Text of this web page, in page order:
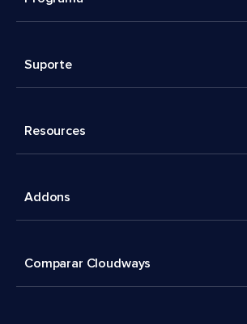
Suporte
Resources
Addons
Comparar Cloudways